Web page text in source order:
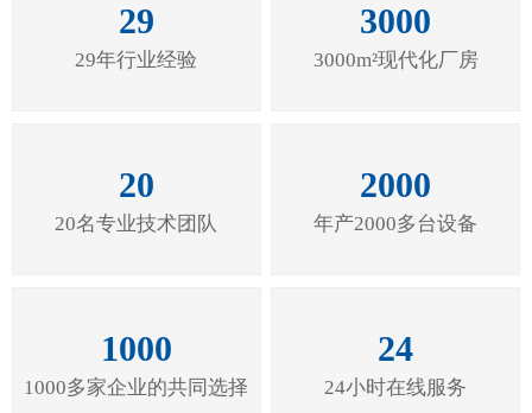
29
29年行业经验
3000
3000m²现代化厂房
20
20名专业技术团队
2000
年产2000多台设备
1000
1000多家企业的共同选择
24
24小时在线服务